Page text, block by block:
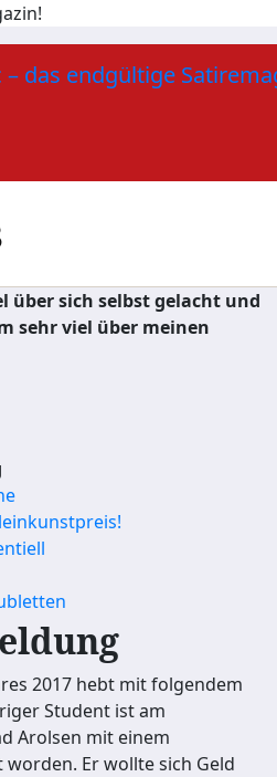
über sich selbst gelacht und
sehr viel über meinen
2017 hebt mit folgendem
Student ist am
Arolsen mit einem
Er wollte sich Geld